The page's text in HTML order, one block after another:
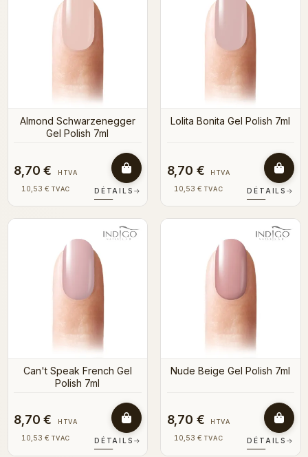
Almond Schwarzenegger
Gel Polish 7ml
8,70 € HTVA
10,53 € TVAC DÉTAILS →
Lolita Bonita Gel Polish 7ml
8,70 € HTVA
10,53 € TVAC DÉTAILS →
Can't Speak French Gel
Polish 7ml
8,70 € HTVA
10,53 € TVAC DÉTAILS →
Nude Beige Gel Polish 7ml
8,70 € HTVA
10,53 € TVAC DÉTAILS →